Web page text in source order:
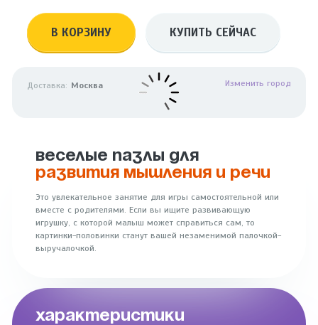
В КОРЗИНУ КУПИТЬ СЕЙЧАС
Доставка: Москва Изменить город
ВЕСЕЛЫЕ ПАЗЛЫ ДЛЯ
РАЗВИТИЯ МЫШЛЕНИЯ И РЕЧИ
Это увлекательное занятие для игры самостоятельной или
вместе с родителями. Если вы ищите развивающую
игрушку, с которой малыш может справиться сам, то
картинки-половинки станут вашей незаменимой палочкой-
выручалочкой.
ХАРАКТЕРИСТИКИ